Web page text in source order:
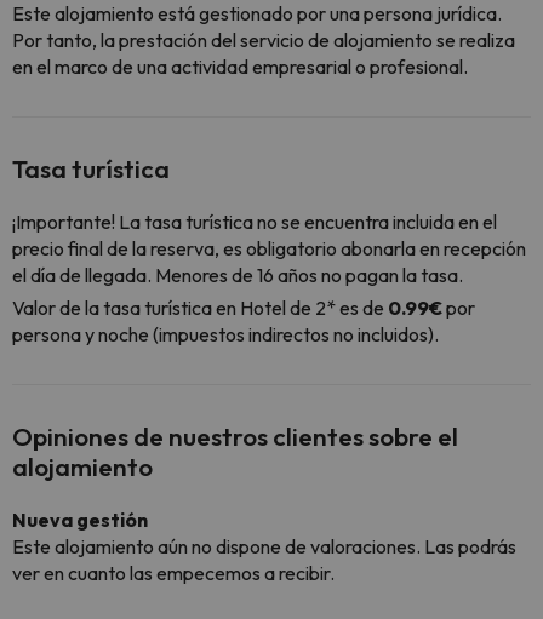
Este alojamiento está gestionado por una persona jurídica.
Por tanto, la prestación del servicio de alojamiento se realiza
en el marco de una actividad empresarial o profesional.
Tasa turística
¡Importante! La tasa turística no se encuentra incluida en el
precio final de la reserva, es obligatorio abonarla en recepción
el día de llegada. Menores de 16 años no pagan la tasa.
Valor de la tasa turística en Hotel de 2* es de 0.99€por
persona y noche (impuestos indirectos no incluidos).
Opiniones de nuestros clientes sobre el
alojamiento
Nueva gestión
Este alojamiento aún no dispone de valoraciones. Las podrás
ver en cuanto las empecemos a recibir.